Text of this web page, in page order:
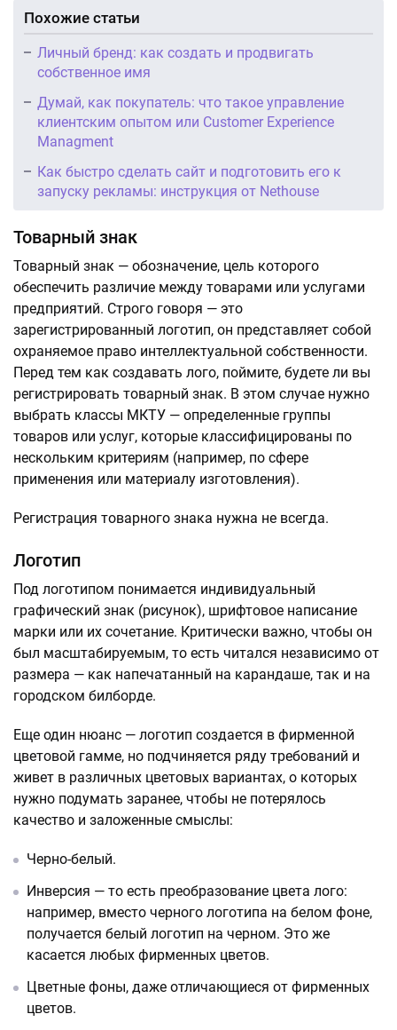
Похожие статьи
Личный бренд: как создать и продвигать
собственное имя
Думай, как покупатель: что такое управление
клиентским опытом или Customer Experience
Managment
Как быстро сделать сайт и подготовить его к
запуску рекламы: инструкция от Nethouse
Товарный знак
Товарный знак — обозначение, цель которого
обеспечить различие между товарами или услугами
предприятий. Строго говоря — это
зарегистрированный логотип, он представляет собой
охраняемое право интеллектуальной собственности.
Перед тем как создавать лого, поймите, будете ли вы
регистрировать товарный знак. В этом случае нужно
выбрать классы МКТУ — определенные группы
товаров или услуг, которые классифицированы по
нескольким критериям (например, по сфере
применения или материалу изготовления).
Регистрация товарного знака нужна не всегда.
Логотип
Под логотипом понимается индивидуальный
графический знак (рисунок), шрифтовое написание
марки или их сочетание. Критически важно, чтобы он
был масштабируемым, то есть читался независимо от
размера — как напечатанный на карандаше, так и на
городском билборде.
Еще один нюанс — логотип создается в фирменной
цветовой гамме, но подчиняется ряду требований и
живет в различных цветовых вариантах, о которых
нужно подумать заранее, чтобы не потерялось
качество и заложенные смыслы:
Черно-белый.
Инверсия — то есть преобразование цвета лого:
например, вместо черного логотипа на белом фоне,
получается белый логотип на черном. Это же
касается любых фирменных цветов.
Цветные фоны, даже отличающиеся от фирменных
цветов.